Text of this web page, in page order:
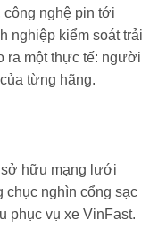
công nghệ pin tới
nghiệp kiểm soát trải
ra một thực tế: người
từng hãng.
sở hữu mạng lưới
chục nghìn cổng sạc
phục vụ xe VinFast.